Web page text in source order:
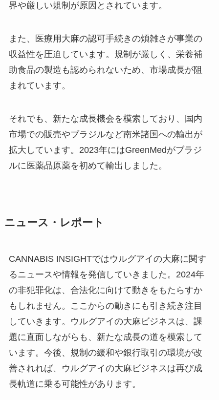
界や厳しい規制が原因とされています。
また、医療用大麻の認可手続きの煩雑さが事業の
収益性を圧迫しています。規制が厳しく、栄養補
助食品の製造も認められないため、市場成長が阻
まれています。
それでも、新たな成長機会を模索しており、国内
市場での販売やブラジルなど南米諸国への輸出が
拡大しています。2023年にはGreenMedがブラジ
ルに医薬品原薬を初めて輸出しました。
ニュース・レポート
CANNABIS INSIGHTではウルグアイの大麻に関す
るニュースや情報を発信していきました。2024年
の非犯罪化は、合法化に向けて動きをもたらすか
もしれません。ここからの動きにも引き続き注目
していきます。ウルグアイの大麻ビジネスは、課
題に直面しながらも、新たな成長の道を模索して
います。今後、規制の緩和や銀行取引の環境が改
善されれば、ウルグアイの大麻ビジネスは再び成
長軌道に乗る可能性があります。